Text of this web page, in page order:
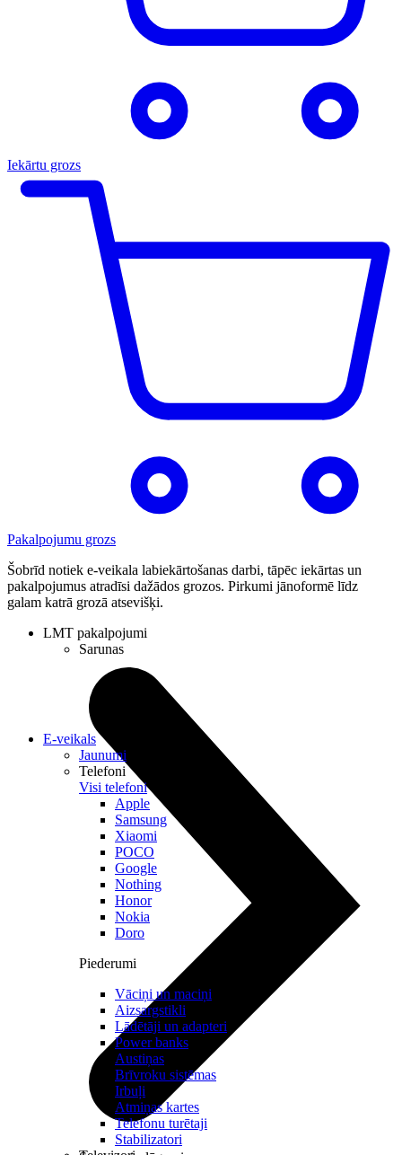
Iekārtu grozs
Pakalpojumu grozs
Šobrīd notiek e-veikala labiekārtošanas darbi, tāpēc iekārtas un
pakalpojumus atradīsi dažādos grozos. Pirkumi jānoformē līdz
galam katrā grozā atsevišķi.
LMT pakalpojumi
Sarunas
E-veikals
Jaunumi
Telefoni
Visi telefoni
Apple
Samsung
Xiaomi
POCO
Google
Nothing
Honor
Nokia
Doro
Piederumi
Vāciņi un maciņi
Aizsargstikli
Lādētāji un adapteri
Power banks
Austiņas
Brīvroku sistēmas
Irbuļi
Atmiņas kartes
Telefonu turētaji
Stabilizatori